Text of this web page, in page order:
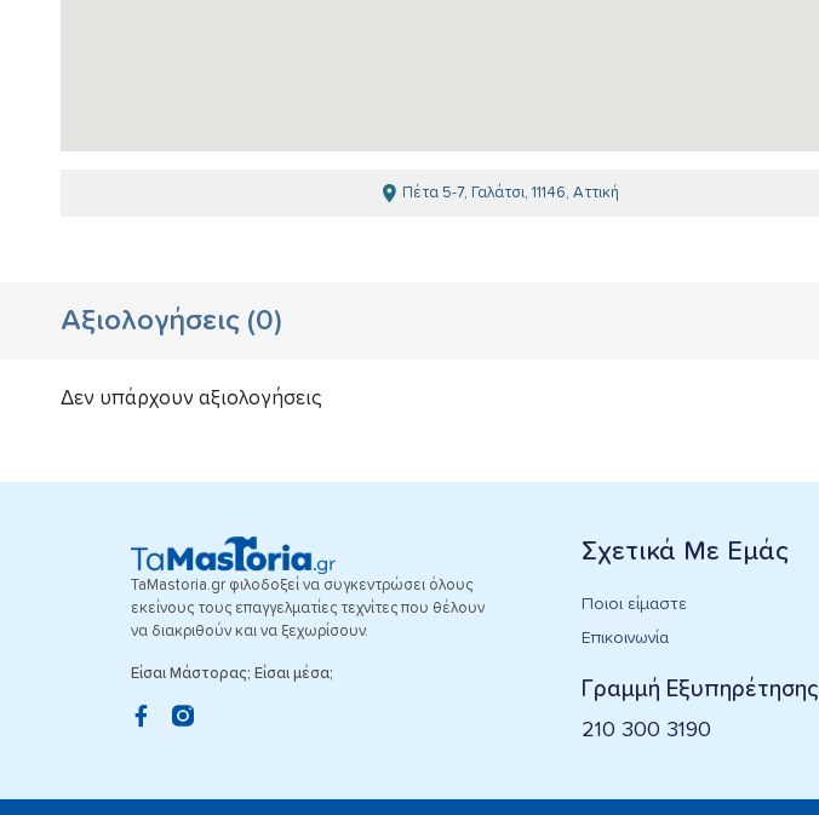
Πέτα 5-7, Γαλάτσι, 11146, Αττική
Αξιολογήσεις (0)
Δεν υπάρχουν αξιολογήσεις
TaMastoria.gr φιλοδοξεί να συγκεντρώσει όλους
εκείνους τους επαγγελματίες τεχνίτες που θέλουν
να διακριθούν και να ξεχωρίσουν.
Είσαι Μάστορας; Είσαι μέσα;
Σχετικά Με Εμάς
Ποιοι είμαστε
Επικοινωνία
Γραμμή Εξυπηρέτησης
210 300 3190